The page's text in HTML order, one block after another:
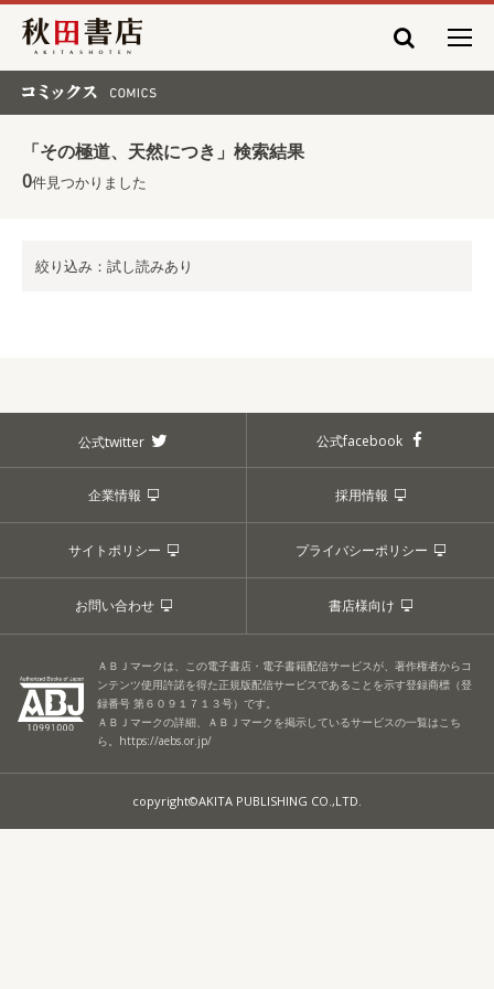
秋田書店
「その極道、天然につき」検索結果
0件見つかりました
絞り込み：試し読みあり
公式twitter 公式facebook
企業情報 採用情報
サイトポリシー プライバシーポリシー
お問い合わせ 書店様向け
ＡＢＪマークは、この電子書店・電子書籍配信サービスが、著作権者からコ
ンテンツ使用許諾を得た正規版配信サービスであることを示す登録商標（登
録番号 第６０９１７１３号）です。
ＡＢＪマークの詳細、ＡＢＪマークを掲示しているサービスの一覧はこち
ら。 https://aebs.or.jp/
copyright©AKITA PUBLISHING CO.,LTD.